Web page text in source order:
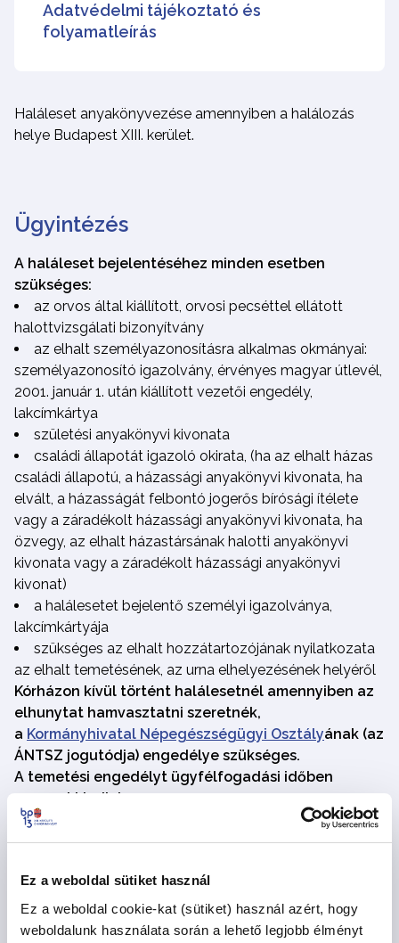
Ez a weboldal sütiket használ
Ez a weboldal cookie-kat (sütiket) használ azért, hogy
weboldalunk használata során a lehető legjobb élményt
Adatvédelmi tájékoztató és
folyamatleírás
Haláleset anyakönyvezése amennyiben a halálozás
helye Budapest XIII. kerület.
Ügyintézés
A haláleset bejelentéséhez minden esetben
szükséges:
az orvos által kiállított, orvosi pecséttel ellátott
halottvizsgálati bizonyítvány
az elhalt személyazonosításra alkalmas okmányai:
személyazonosító igazolvány, érvényes magyar útlevél,
2001. január 1. után kiállított vezetői engedély,
lakcímkártya
születési anyakönyvi kivonata
családi állapotát igazoló okirata, (ha az elhalt házas
családi állapotú, a házassági anyakönyvi kivonata, ha
elvált, a házasságát felbontó jogerős bírósági ítélete
vagy a záradékolt házassági anyakönyvi kivonata, ha
özvegy, az elhalt házastársának halotti anyakönyvi
kivonata vagy a záradékolt házassági anyakönyvi
kivonat)
a halálesetet bejelentő személyi igazolványa,
lakcímkártyája
szükséges az elhalt hozzátartozójának nyilatkozata
az elhalt temetésének, az urna elhelyezésének helyéről
Kórházon kívül történt halálesetnél amennyiben az
elhunytat hamvasztatni szeretnék,
a Kormányhivatal Népegészségügyi Osztályának (az
ÁNTSZ jogutódja) engedélye szükséges.
A temetési engedélyt ügyfélfogadási időben
azonnal kiadjuk.
Ügyintézők